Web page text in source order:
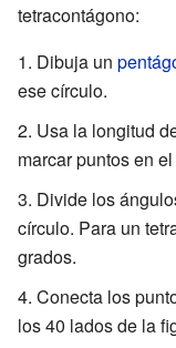
tetracontágono:
Dibuja un
ese círculo.
Usa la longitud
marcar puntos en
Divide los
círculo. Para un
grados.
Conecta los
los 40 lados de la